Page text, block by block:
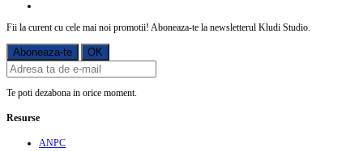
Fii la curent cu cele mai noi promotii! Aboneaza-te la newsletterul Kludi Studio.
Te poti dezabona in orice moment.
Resurse
ANPC